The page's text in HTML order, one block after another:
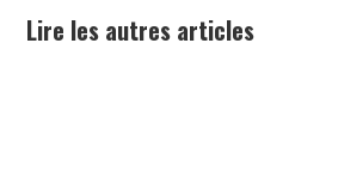
Lire les autres articles